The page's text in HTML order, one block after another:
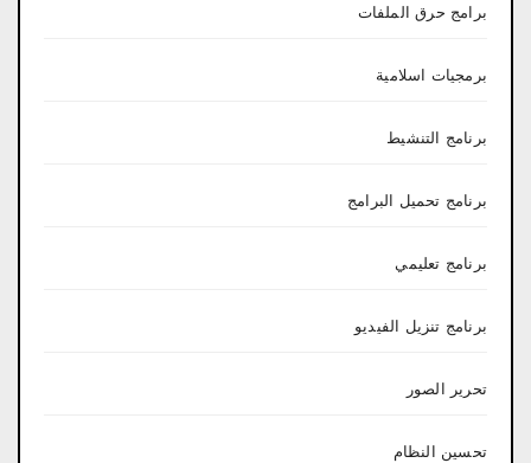
برامج حرق الملفات
برمجيات اسلامية
برنامج التنشيط
برنامج تحميل البرامج
برنامج تعليمي
برنامج تنزيل الفيديو
تحرير الصور
تحسين النظام